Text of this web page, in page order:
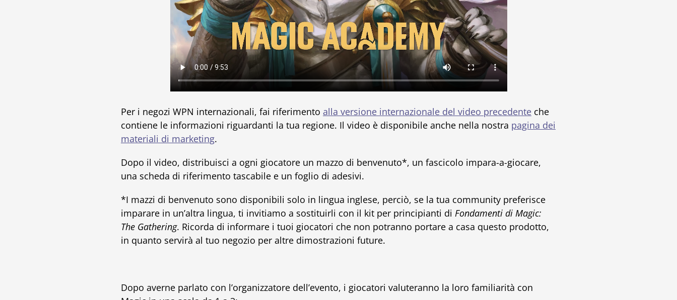
Per i negozi WPN internazionali, fai riferimento alla versione internazionale del video precedente che
contiene le informazioni riguardanti la tua regione. Il video è disponibile anche nella nostra pagina dei
materiali di marketing.
Dopo il video, distribuisci a ogni giocatore un mazzo di benvenuto*, un fascicolo impara-a-giocare,
una scheda di riferimento tascabile e un foglio di adesivi.
*I mazzi di benvenuto sono disponibili solo in lingua inglese, perciò, se la tua community preferisce
imparare in un’altra lingua, ti invitiamo a sostituirli con il kit per principianti di Fondamenti di Magic:
The Gathering. Ricorda di informare i tuoi giocatori che non potranno portare a casa questo prodotto,
in quanto servirà al tuo negozio per altre dimostrazioni future.
Dopo averne parlato con l’organizzatore dell’evento, i giocatori valuteranno la loro familiarità con